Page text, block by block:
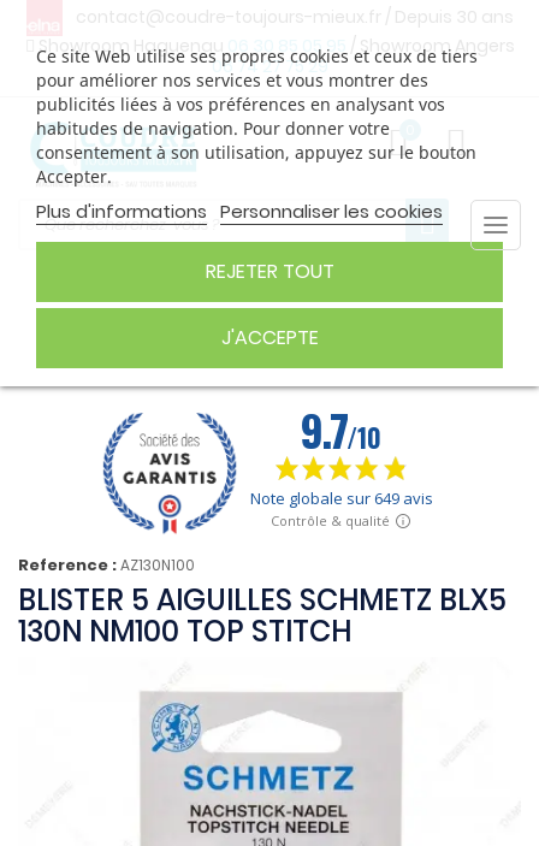
contact@coudre-toujours-mieux.fr / Depuis 30 ans
Showroom Haguenau
06 30 85 05 95
/ Showroom Angers
06 74 27 75 29
Ce site Web utilise ses propres cookies et ceux de tiers
pour améliorer nos services et vous montrer des
publicités liées à vos préférences en analysant vos
habitudes de navigation. Pour donner votre
consentement à son utilisation, appuyez sur le bouton
Accepter.
Plus d'informations Personnaliser les cookies
REJETER TOUT
J'ACCEPTE
AIGUILLES
Reference :AZ130N100
BLISTER 5 AIGUILLES SCHMETZ BLX5
130N NM100 TOP STITCH